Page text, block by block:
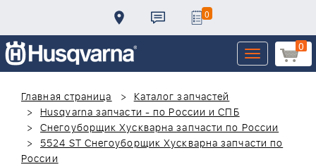
0
0
Toggle
navigation
Главная страница
Каталог запчастей
Husqvarna запчасти - по России и СПБ
Снегоуборщик Хускварна запчасти по России
5524 ST Снегоуборщик Хускварна запчасти по
России